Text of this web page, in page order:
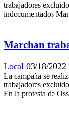
trabajadores
indocumentados
Marchan
Local 03/18/2022
La campaña se
trabajadores
En la protesta de